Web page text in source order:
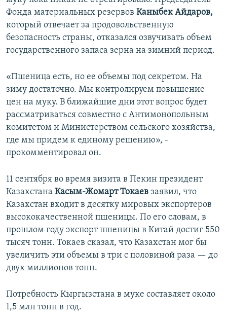
Фонда материальных резервов Каныбек Айдаров,
который отвечает за продовольственную
безопасность страны, отказался озвучивать объем
государственного запаса зерна на зимний период.
«Пшеница есть, но ее объемы под секретом. На
зиму достаточно. Мы контролируем повышение
цен на муку. В ближайшие дни этот вопрос будет
рассматриваться совместно с Антимонопольным
комитетом и Министерством сельского хозяйства,
где мы придем к единому решению», -
прокомментировал он.
11 сентября во время визита в Пекин президент
Казахстана Касым-Жомарт Токаев заявил, что
Казахстан входит в десятку мировых экспортеров
высококачественной пшеницы.​ По его словам, в
прошлом году экспорт пшеницы в Китай достиг 550
тысяч тонн. Токаев сказал, что Казахстан мог бы
увеличить эти объемы в три с половиной раза — до
двух миллионов тонн.
Потребность Кыргызстана в муке составляет около
1,5 млн тонн в год.